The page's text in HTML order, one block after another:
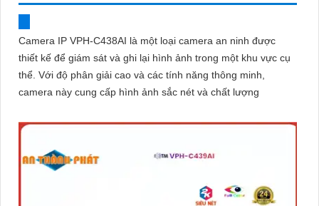
Camera IP VPH-C438AI là một loại camera an ninh được
thiết kế để giám sát và ghi lại hình ảnh trong một khu vực cụ
thể. Với độ phân giải cao và các tính năng thông minh,
camera này cung cấp hình ảnh sắc nét và chất lượng